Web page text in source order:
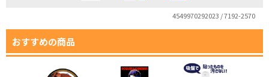
4549970292023 / 7192-2570
おすすめの商品